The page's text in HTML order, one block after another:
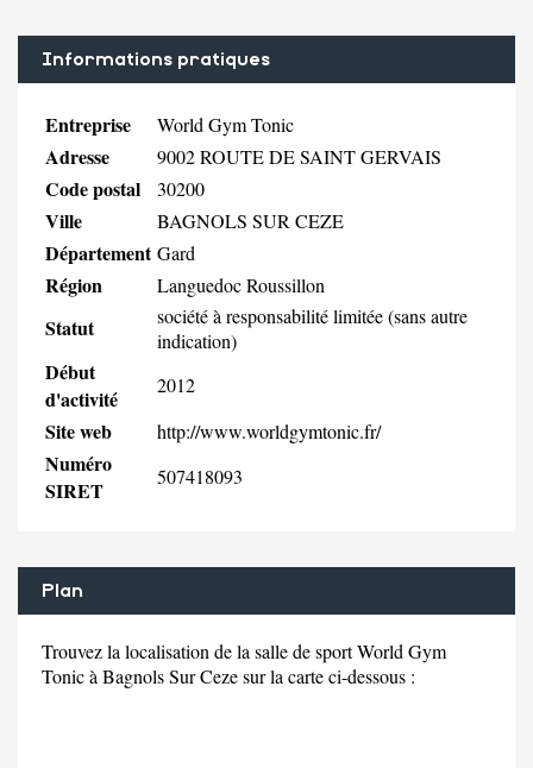
Informations pratiques
Entreprise World Gym Tonic
Adresse 9002 ROUTE DE SAINT GERVAIS
Code postal 30200
Ville BAGNOLS SUR CEZE
Département Gard
Région Languedoc Roussillon
Statut
société à responsabilité limitée (sans autre
indication)
Début
d'activité
2012
Site web http://www.worldgymtonic.fr/
Numéro
SIRET
507418093
Plan
Trouvez la localisation de la salle de sport World Gym
Tonic à Bagnols Sur Ceze sur la carte ci-dessous :